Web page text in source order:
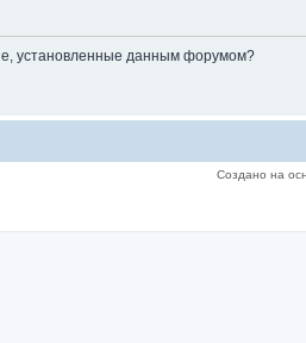
установленные данным форумом?
Создано на